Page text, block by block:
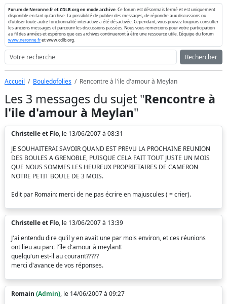
Forum de Neronne.fr et CDLB.org en mode archive . Ce forum est désormais fermé et est uniquement
disponible en tant qu'archive. La possibilité de publier des messages, de répondre aux discussions ou
d'utiliser toute autre fonctionnalité interactive a été désactivée. Cependant, vous pouvez toujours consulter
les anciens messages et parcourir les discussions passées. Nous vous remercions pour votre participation
au fil des années et espérons que ces archives continueront à être une ressource utile. L'équipe du forum
www.neronne.fret www.cdlb.org.
Rechercher
Accueil Bouledofolies Rencontre à l'ile d'amour à Meylan
Les 3 messages du sujet "Rencontre à
l'ile d'amour à Meylan"
Christelle et Flo, le 13/06/2007 à 08:31
JE SOUHAITERAI SAVOIR QUAND EST PREVU LA PROCHAINE REUNION
DES BOULES A GRENOBLE, PUISQUE CELA FAIT TOUT JUSTE UN MOIS
QUE NOUS SOMMES LES HEUREUX PROPRIETAIRES DE CAMERON
NOTRE PETIT BOULE DE 3 MOIS.
Edit par Romain: merci de ne pas écrire en majuscules ( = crier).
Christelle et Flo, le 13/06/2007 à 13:39
J'ai entendu dire qu'il y en avait une par mois environ, et ces réunions
ont lieu au parc l'île d'amour à meylan!!
quelqu'un est-il au courant?????
merci d'avance de vos réponses.
Romain (Admin), le 14/06/2007 à 09:27